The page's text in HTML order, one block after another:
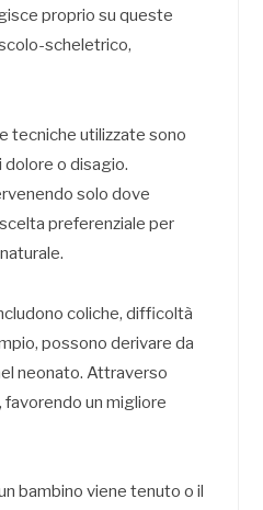
proprio su queste
scheletrico,
tecniche utilizzate sono
o disagio.
solo dove
preferenziale per
coliche, difficoltà
possono derivare da
neonato. Attraverso
favorendo un migliore
bambino viene tenuto o il